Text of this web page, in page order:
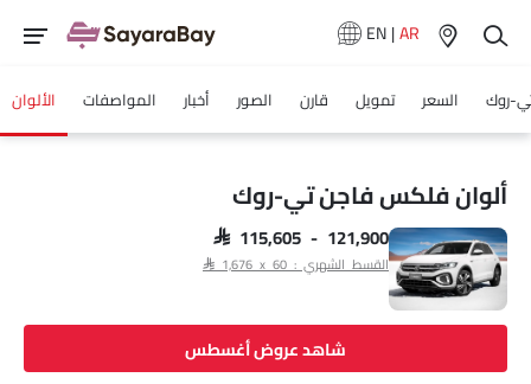
EN|AR
روك السعر تمويل قارن الصور أخبار المواصفات الألوان
ألوان فلكس فاجن تي-روك
SAR 115,605 - 121,900
القسط الشهري : SAR 1,676 x 60
شاهد عروض أغسطس